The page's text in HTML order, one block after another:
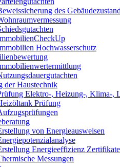
des
Hochwasserschutz
der Haustechnik
Elektro-, Heizung-, Klima-,
Prüfung
von Energieausweisen
Energieeffizienz Zertifikate
Messungen